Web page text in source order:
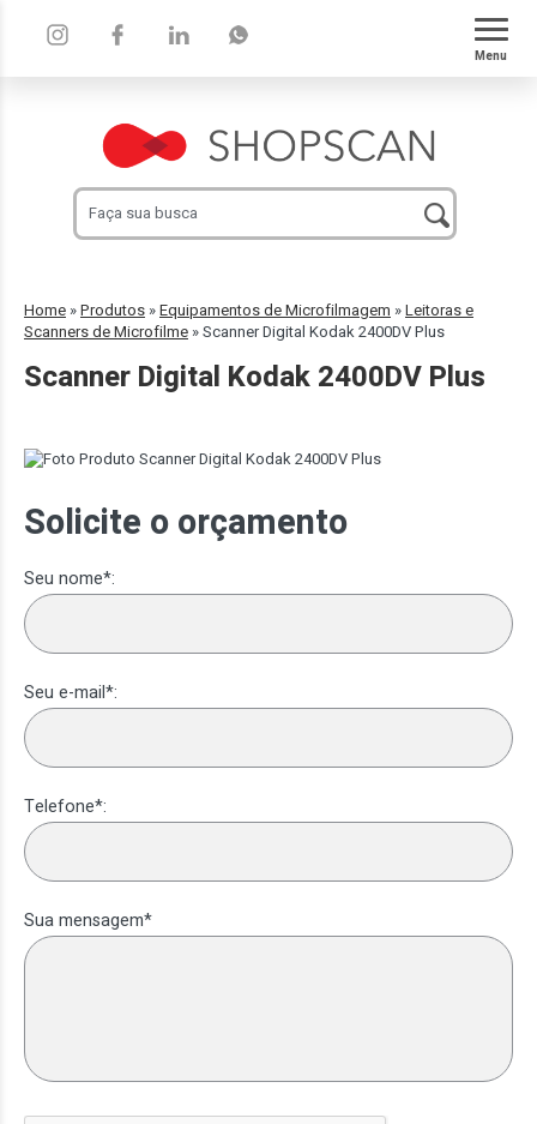
Menu
Home »Produtos »Equipamentos de Microfilmagem »Leitoras e
Scanners de Microfilme »Scanner Digital Kodak 2400DV Plus
Scanner Digital Kodak 2400DV Plus
Solicite o orçamento
Seu nome*:
Seu e-mail*:
Telefone*:
Sua mensagem*